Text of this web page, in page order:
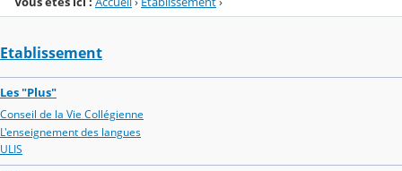
Etablissement
Les "Plus"
Conseil de la Vie Collégienne
L'enseignement des langues
ULIS